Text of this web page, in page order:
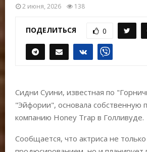
2 июня, 2026 138
ПОДЕЛИТЬСЯ 0
Сидни Суини, известная по
"Эйфории", основала собственную
компанию Honey Trap в Голливуде.
Сообщается, что актриса не